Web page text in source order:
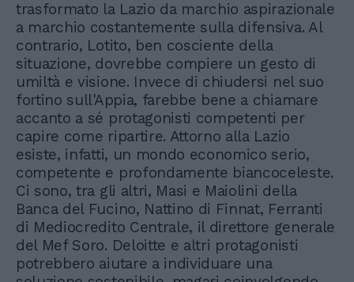
trasformato la Lazio da marchio aspirazionale
a marchio costantemente sulla difensiva. Al
contrario, Lotito, ben cosciente della
situazione, dovrebbe compiere un gesto di
umiltà e visione. Invece di chiudersi nel suo
fortino sull'Appia, farebbe bene a chiamare
accanto a sé protagonisti competenti per
capire come ripartire. Attorno alla Lazio
esiste, infatti, un mondo economico serio,
competente e profondamente biancoceleste.
Ci sono, tra gli altri, Masi e Maiolini della
Banca del Fucino, Nattino di Finnat, Ferranti
di Mediocredito Centrale, il direttore generale
del Mef Soro. Deloitte e altri protagonisti
potrebbero aiutare a individuare una